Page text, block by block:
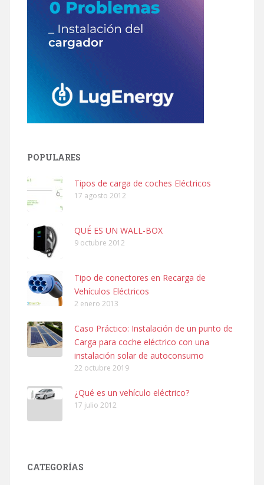
POPULARES
Tipos de carga de coches Eléctricos
17 agosto 2012
QUÉ ES UN WALL-BOX
9 octubre 2012
Tipo de conectores en Recarga de
Vehículos Eléctricos
2 enero 2013
Caso Práctico: Instalación de un punto de
Carga para coche eléctrico con una
instalación solar de autoconsumo
22 octubre 2019
¿Qué es un vehículo eléctrico?
17 julio 2012
CATEGORÍAS